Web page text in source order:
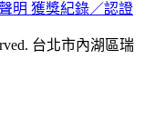
明 獲獎紀錄／認證
台北市內湖區瑞